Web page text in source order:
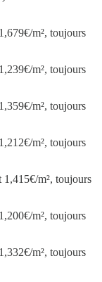
m², toujours
m², toujours
m², toujours
m², toujours
1,415€/m², toujours
m², toujours
m², toujours